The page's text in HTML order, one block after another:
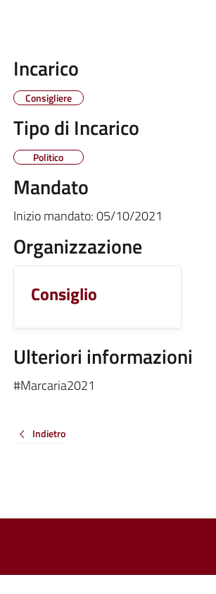
Incarico
Consigliere
Tipo di Incarico
Politico
Mandato
Inizio mandato:05/10/2021
Organizzazione
Consiglio
Ulteriori informazioni
#Marcaria2021
Indietro